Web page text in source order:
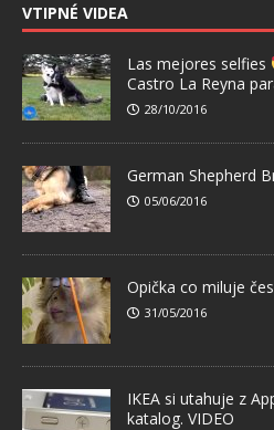
VTIPNÉ VIDEA
Las mejores selfies
Castro La Reyna
28/10/2016
German Shepherd
05/06/2016
Opička co miluje
31/05/2016
IKEA si utahuje z
katalog. VIDEO